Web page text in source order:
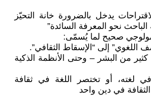
يدخل بالضرورة خانة التحيّز
نحو المعرفة السائدة”
صحيح لما يُسمّى:
اللغوي” إلى “الإسقاط الثقافي”.
من البشر – وحتى الأنظمة الذكية
لغته، أو تختصر اللغة في ثقافة
في دين واحد